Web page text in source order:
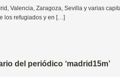
Valencia, Zaragoza, Sevilla y varias
los refugiados y en […]
del periódico ‘madrid15m’